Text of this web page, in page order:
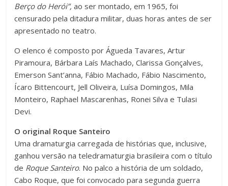
Berço do Herói”, ao ser montado, em 1965, foi
censurado pela ditadura militar, duas horas antes de ser
apresentado no teatro.
O elenco é composto por Águeda Tavares, Artur
Piramoura, Bárbara Laís Machado, Clarissa Gonçalves,
Emerson Sant’anna, Fábio Machado, Fábio Nascimento,
Ícaro Bittencourt, Jell Oliveira, Luísa Domingos, Mila
Monteiro, Raphael Mascarenhas, Ronei Silva e Tulasi
Devi.
O original Roque Santeiro
Uma dramaturgia carregada de histórias que, inclusive,
ganhou versão na teledramaturgia brasileira com o título
de Roque Santeiro. No palco a história de um soldado,
Cabo Roque, que foi convocado para segunda guerra